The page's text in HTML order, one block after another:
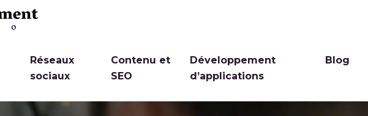
Réseaux
sociaux
Contenu et
SEO
Développement
d’applications
Blog